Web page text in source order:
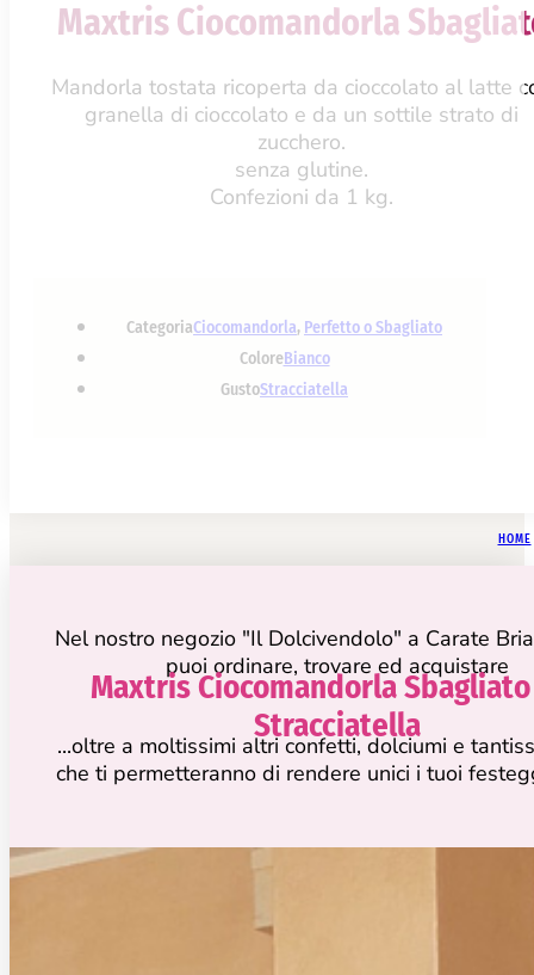
Maxtris Ciocomandorla
Mandorla tostata ricoperta da cioccolato al latte
granella di cioccolato e da un sottile strato di
zucchero.
senza glutine.
Confezioni da 1 kg.
CategoriaCiocomandorla, Perfetto o Sbagliato
ColoreBianco
GustoStracciatella
HOME
Nel nostro negozio "Il Dolcivendolo" a Carate
puoi ordinare, trovare ed acquistare
Maxtris Ciocomandorla
Stracciatella
...oltre a moltissimi altri confetti, dolciumi e
che ti permetteranno di rendere unici i tuoi